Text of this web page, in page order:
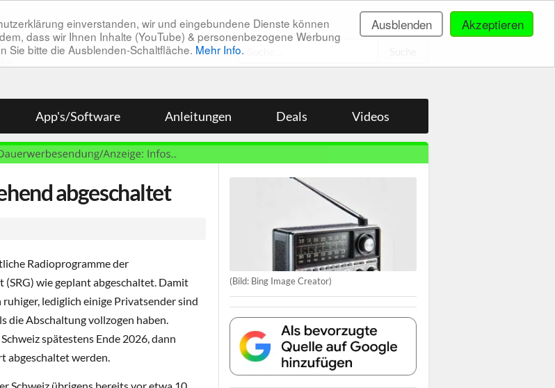
Akzeptieren
Ausblenden
einverstanden, wir und eingebundene Dienste können
dass wir Ihnen Inhalte (YouTube) & personenbezogene Werbung
Sie bitte die Ausblenden-Schaltfläche. Mehr Info.
App's/Software Anleitungen Deals Videos
abgeschaltet
Radioprogramme der
wie geplant abgeschaltet. Damit
lediglich einige Privatsender sind
die Abschaltung vollzogen haben.
spätestens Ende 2026, dann
abgeschaltet werden.
(Bild: Bing Image Creator)